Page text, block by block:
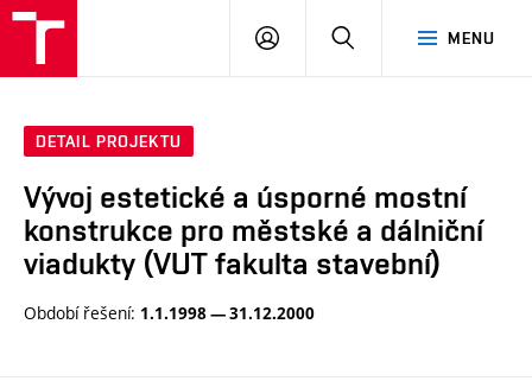
MENU
PŘIHLÁSIT
DETAIL PROJEKTU
Vývoj estetické a úsporné mostní
konstrukce pro městské a dálniční
viadukty (VUT fakulta stavební)
Období řešení: 1.1.1998 — 31.12.2000